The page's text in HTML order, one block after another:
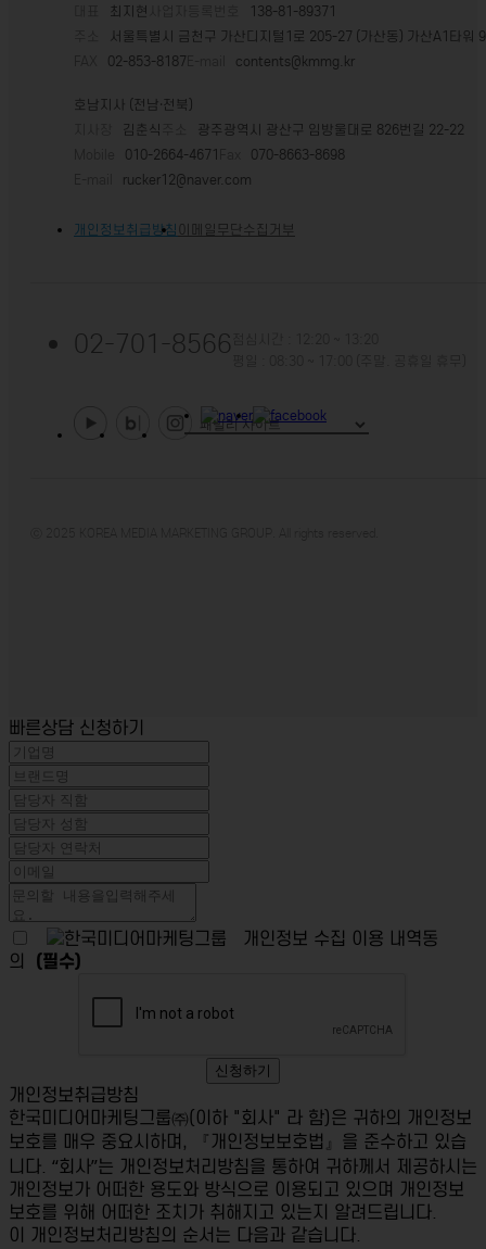
최지현
138-81-89371
서울특별시 금천구 가산디지털1로 205-27 (가산동) 가산A1타워
02-853-8187 contents@kmmg.kr
호남지사 (전남·전북)
김춘식
광주광역시 광산구 임방울대로 826번길 22-22
010-2664-4671
070-8663-8698
rucker12@naver.com
개인정보취급방침 이메일무단수집거부
02-701-8566
빠른상담 신청하기
개인정보 수집 이용 내역동
의 (필수)
신청하기
개인정보취급방침
한국미디어마케팅그룹㈜(이하 "회사" 라 함)은 귀하의 개인정보
보호를 매우 중요시하며, 『개인정보보호법』을 준수하고 있습
니다. “회사”는 개인정보처리방침을 통하여 귀하께서 제공하시는
개인정보가 어떠한 용도와 방식으로 이용되고 있으며 개인정보
보호를 위해 어떠한 조치가 취해지고 있는지 알려드립니다.
이 개인정보처리방침의 순서는 다음과 같습니다.